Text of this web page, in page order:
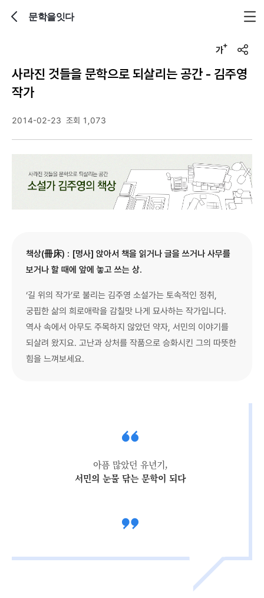
문학을잇다
u
r
l
사라진 것들을 문학으로 되살리는 공간 - 김주영
작가
2014-02-23 조회 1,073
책상(冊床) : [명사] 앉아서 책을 읽거나 글을 쓰거나 사무를
보거나 할 때에 앞에 놓고 쓰는 상.
‘길 위의 작가’로 불리는 김주영 소설가는 토속적인 정취,
궁핍한 삶의 희로애락을 감칠맛 나게 묘사하는 작가입니다.
역사 속에서 아무도 주목하지 않았던 약자, 서민의 이야기를
되살려 왔지요. 고난과 상처를 작품으로 승화시킨 그의 따뜻한
힘을 느껴보세요.
아픔 많았던 유년기,
서민의 눈물 닦는 문학이 되다